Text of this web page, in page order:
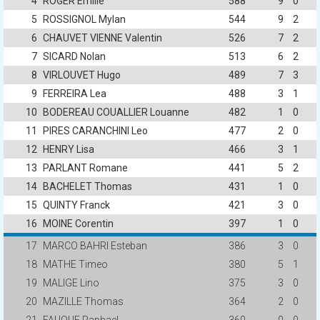
5
ROSSIGNOL Mylan 544 9
2
6 CHAUVET VIENNE Valentin 526 7
2
7 SICARD Nolan 513 6
2
8 VIRLOUVET Hugo 489 7
3
9
FERREIRA Lea 488 3
1
10
BODEREAU COUALLIER Louanne 482 1
0
11
PIRES CARANCHINI Leo 477 2
0
12
HENRY Lisa 466 3
1
13
PARLANT Romane 441 5
2
14
BACHELET Thomas 431 1
0
15 QUINTY Franck 421 3
0
16
MOINE Corentin 397 1
0
17
MARCO BAHRI Esteban 386 3
0
18 MATHE Timeo 380 5
1
19
MALIGE Lino 375 3
0
20
MAZILLE Thomas 364 2
0